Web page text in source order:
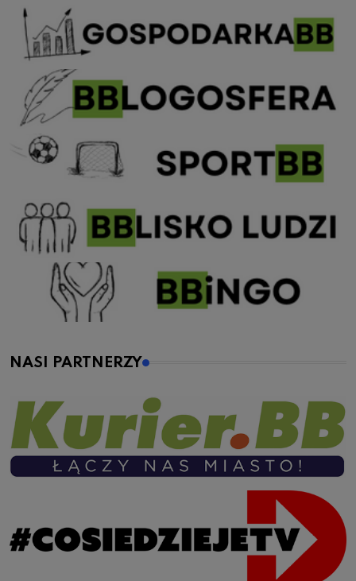
NASI PARTNERZY